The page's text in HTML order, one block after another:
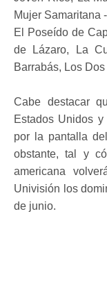
Mujer Samaritana
El Poseído de
de Lázaro, La
Barrabás, Los
Cabe destacar
Estados Unidos
por la pantalla
obstante, tal y
americana
Univisión los
de junio.